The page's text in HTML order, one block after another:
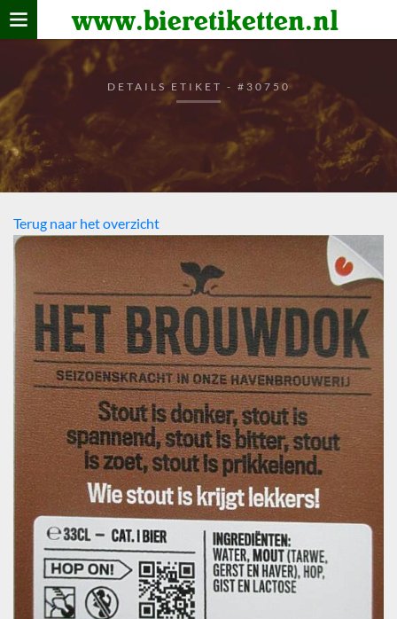
www.bieretiketten.nl
Home
verzamelen
De bierkaart
Bezoekers
DETAILS ETIKET - #30750
Terug naar het overzicht